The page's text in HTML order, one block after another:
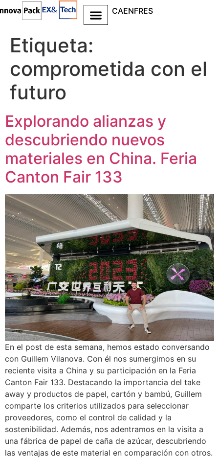
CAENFRES
contenido
Etiqueta:
comprometida con el
futuro
Explorando alianzas y
descubriendo nuevos
materiales en China. Feria
Canton Fair 133
En el post de esta semana, hemos estado conversando
con Guillem Vilanova. Con él nos sumergimos en su
reciente visita a China y su participación en la Feria
Canton Fair 133. Destacando la importancia del take
away y productos de papel, cartón y bambú, Guillem
comparte los criterios utilizados para seleccionar
proveedores, como el control de calidad y la
sostenibilidad. Además, nos adentramos en la visita a
una fábrica de papel de caña de azúcar, descubriendo
las ventajas de este material en comparación con otros.